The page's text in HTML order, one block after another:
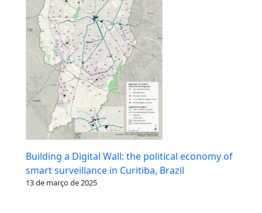
Building a Digital Wall: the political economy of
smart surveillance in Curitiba, Brazil
13 de março de 2025